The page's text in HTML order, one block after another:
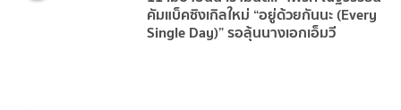
คัมแบ็คซิงเกิลใหม่ “อยู่ด้วยกันนะ (Every
Single Day)” รอลุ้นนางเอกเอ็มวี